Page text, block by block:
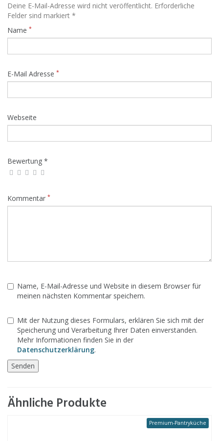
Deine E-Mail-Adresse wird nicht veröffentlicht. Erforderliche
Felder sind markiert *
Name *
E-Mail Adresse *
Webseite
Bewertung *
Kommentar *
Name, E-Mail-Adresse und Website in diesem Browser für
meinen nächsten Kommentar speichern.
Mit der Nutzung dieses Formulars, erklären Sie sich mit der
Speicherung und Verarbeitung Ihrer Daten einverstanden.
Mehr Informationen finden Sie in der
Datenschutzerklärung.
Ähnliche Produkte
Premium-Pantryküche